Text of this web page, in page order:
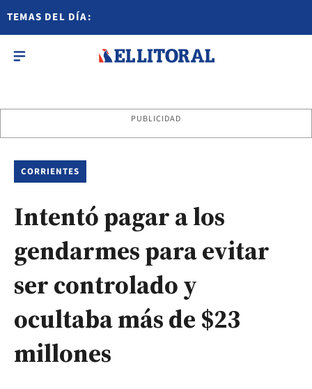
TEMAS DEL DÍA:
PUBLICIDAD
CORRIENTES
Intentó pagar a los
gendarmes para evitar
ser controlado y
ocultaba más de $23
millones